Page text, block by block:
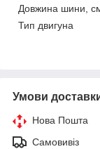
Довжина шини,
Тип двигуна
Умови
Нова Пошта
Самовивіз